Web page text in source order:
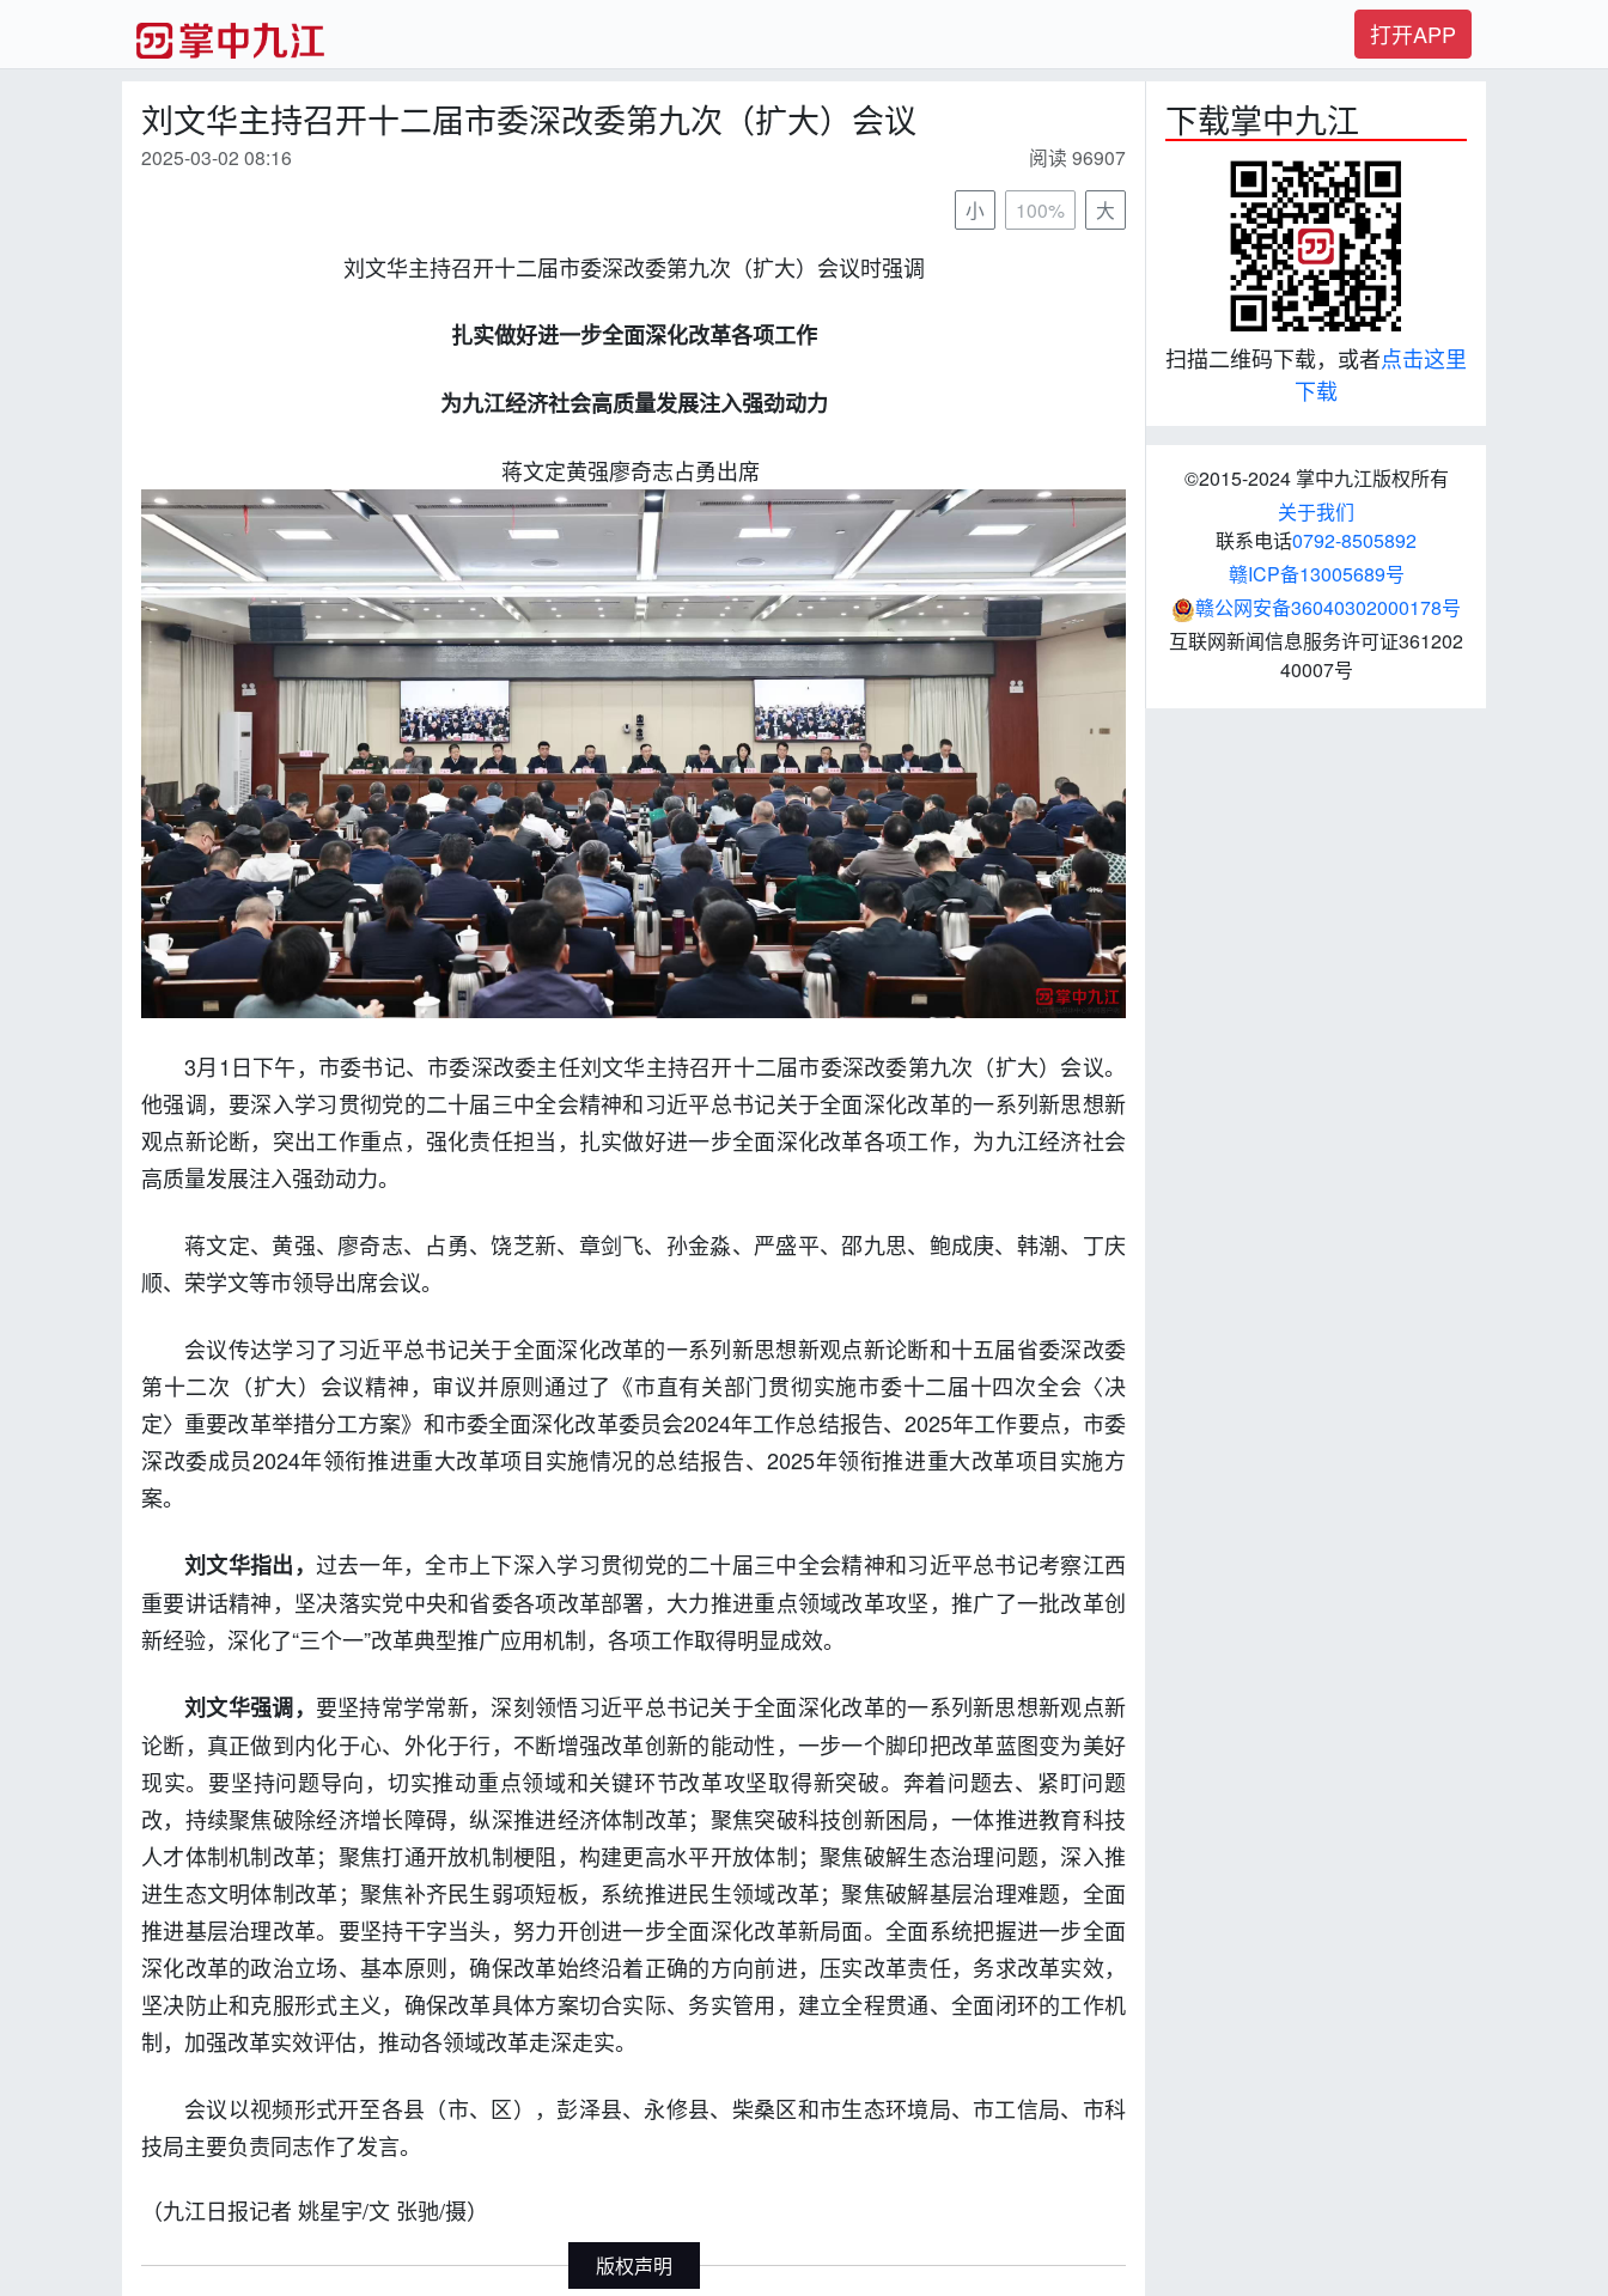
打开APP
刘文华主持召开十二届市委深改委第九次（扩大）会议
2025-03-02 08:16
阅读 96907
小
100% 大
刘文华主持召开十二届市委深改委第九次（扩大）会议时强调
扎实做好进一步全面深化改革各项工作
为九江经济社会高质量发展注入强劲动力
蒋文定黄强廖奇志占勇出席
3月1日下午，市委书记、市委深改委主任刘文华主持召开十二届市委深改委第九次（扩大）会议。
他强调，要深入学习贯彻党的二十届三中全会精神和习近平总书记关于全面深化改革的一系列新思想新
观点新论断，突出工作重点，强化责任担当，扎实做好进一步全面深化改革各项工作，为九江经济社会
高质量发展注入强劲动力。
蒋文定、黄强、廖奇志、占勇、饶芝新、章剑飞、孙金淼、严盛平、邵九思、鲍成庚、韩潮、丁庆
顺、荣学文等市领导出席会议。
会议传达学习了习近平总书记关于全面深化改革的一系列新思想新观点新论断和十五届省委深改委
第十二次（扩大）会议精神，审议并原则通过了《市直有关部门贯彻实施市委十二届十四次全会〈决
定〉重要改革举措分工方案》和市委全面深化改革委员会2024年工作总结报告、2025年工作要点，市委
深改委成员2024年领衔推进重大改革项目实施情况的总结报告、2025年领衔推进重大改革项目实施方
案。
刘文华指出， 过去一年，全市上下深入学习贯彻党的二十届三中全会精神和习近平总书记考察江西
重要讲话精神，坚决落实党中央和省委各项改革部署，大力推进重点领域改革攻坚，推广了一批改革创
新经验，深化了“三个一”改革典型推广应用机制，各项工作取得明显成效。
刘文华强调， 要坚持常学常新，深刻领悟习近平总书记关于全面深化改革的一系列新思想新观点新
论断，真正做到内化于心、外化于行，不断增强改革创新的能动性，一步一个脚印把改革蓝图变为美好
现实。要坚持问题导向，切实推动重点领域和关键环节改革攻坚取得新突破。奔着问题去、紧盯问题
改，持续聚焦破除经济增长障碍，纵深推进经济体制改革；聚焦突破科技创新困局，一体推进教育科技
人才体制机制改革；聚焦打通开放机制梗阻，构建更高水平开放体制；聚焦破解生态治理问题，深入推
进生态文明体制改革；聚焦补齐民生弱项短板，系统推进民生领域改革；聚焦破解基层治理难题，全面
推进基层治理改革。要坚持干字当头，努力开创进一步全面深化改革新局面。全面系统把握进一步全面
深化改革的政治立场、基本原则，确保改革始终沿着正确的方向前进，压实改革责任，务求改革实效，
坚决防止和克服形式主义，确保改革具体方案切合实际、务实管用，建立全程贯通、全面闭环的工作机
制，加强改革实效评估，推动各领域改革走深走实。
会议以视频形式开至各县（市、区），彭泽县、永修县、柴桑区和市生态环境局、市工信局、市科
技局主要负责同志作了发言。
（九江日报记者 姚星宇/文 张驰/摄）
版权声明
下载掌中九江
扫描二维码下载，或者点击这里
下载
©2015-2024 掌中九江版权所有
关于我们
联系电话0792-8505892
赣ICP备13005689号
赣公网安备36040302000178号
互联网新闻信息服务许可证361202
40007号